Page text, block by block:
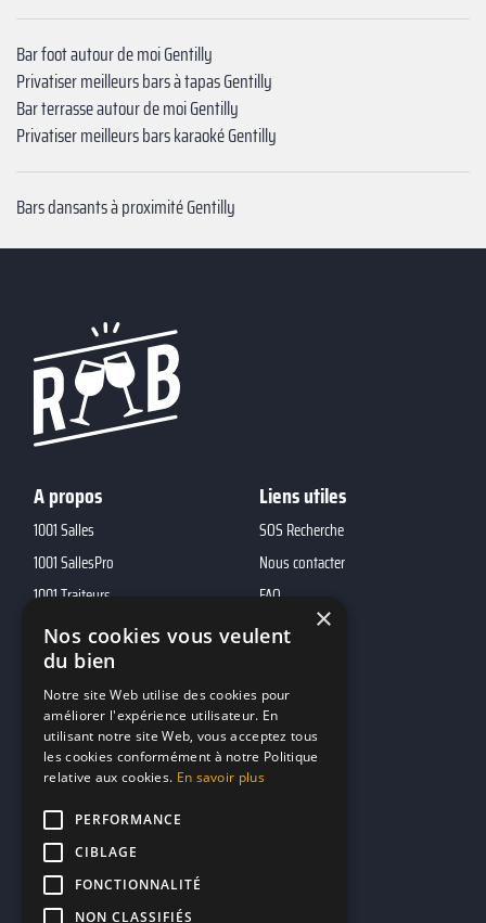
Bar foot autour de moi Gentilly
Privatiser meilleurs bars à tapas Gentilly
Bar terrasse autour de moi Gentilly
Privatiser meilleurs bars karaoké Gentilly
Bars dansants à proximité Gentilly
A propos
1001 Salles
1001 SallesPro
1001 Traiteurs
1001 DJ
10h01
MP2
Liens utiles
SOS Recherche
Nous contacter
FAQ
Contacts
marketing@reserverunbar.fr
11 rue Maurice Grandcoing
94200 Ivry-sur-Seine
×
Nos cookies vous veulent
du bien
Notre site Web utilise des cookies pour
améliorer l'expérience utilisateur. En
utilisant notre site Web, vous acceptez tous
les cookies conformément à notre Politique
relative aux cookies. En savoir plus
PERFORMANCE
CIBLAGE
FONCTIONNALITÉ
NON CLASSIFIÉS